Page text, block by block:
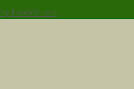
by LernVid.com